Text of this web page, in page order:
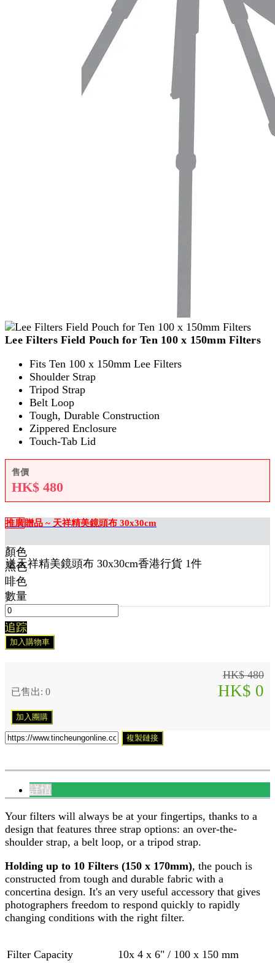
Lee Filters Field Pouch for Ten 100 x 150mm Filters
Fits Ten 100 x 150mm Lee Filters
Shoulder Strap
Tripod Strap
Belt Loop
Tough, Durable Construction
Zippered Enclosure
Touch-Tab Lid
售價
HK$ 480
推廣贈品 ~ 天祥精美鏡頭布 30x30cm
送天祥精美鏡頭布 30x30cm香港行貨 1件
顏色
黑色
啡色
數量
追踪
加入購物車
HK$ 480
已售出: 0 HK$ 0
加入團購
複製鏈接
詳情
Your filters will always be at your fingertips, thanks to a
design that features three strap options: an over-the-
shoulder strap, a belt loop, or a tripod strap.
Holding up to 10 Filters (150 x 170mm), the pouch is
constructed from tough and durable fabric with a
concertina design. It's an very useful accessory that gives
photographers freedom to respond quickly to rapidly
changing conditions with the right filter.
Filter Capacity 10x 4 x 6" / 100 x 150 mm